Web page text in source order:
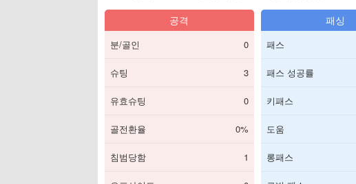
공격
분/골인 0
슈팅 3
유효슈팅 0
골전환율 0%
침범당함 1
패싱
패스
패스 성공률
키패스
도움
롱패스